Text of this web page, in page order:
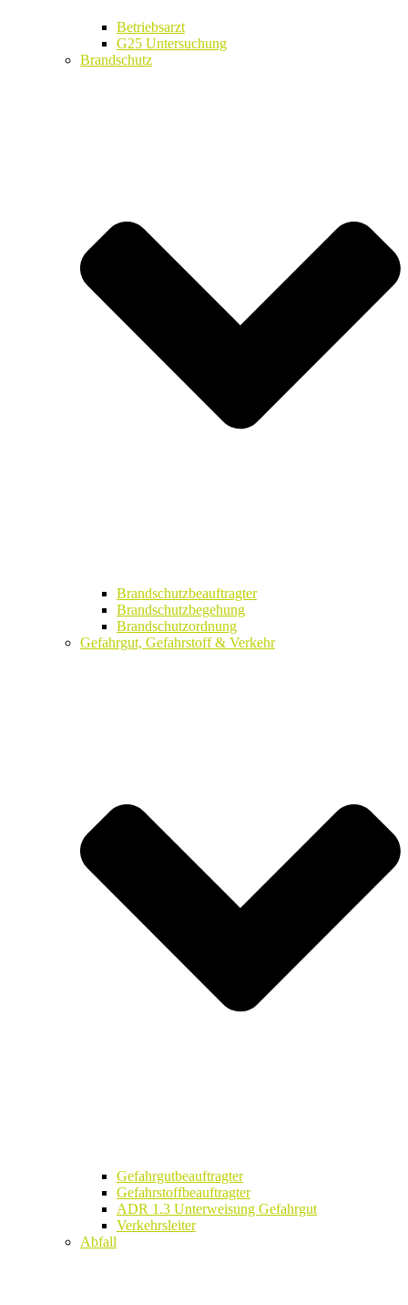
Betriebsarzt
G25 Untersuchung
Brandschutz
Brandschutzbeauftragter
Brandschutzbegehung
Brandschutzordnung
Gefahrgut, Gefahrstoff & Verkehr
Gefahrgutbeauftragter
Gefahrstoffbeauftragter
ADR 1.3 Unterweisung Gefahrgut
Verkehrsleiter
Abfall